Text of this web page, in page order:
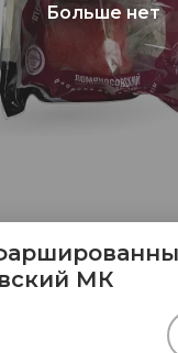
Больше нет
МК